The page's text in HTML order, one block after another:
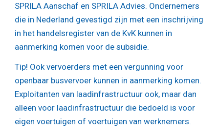
SPRILA Aanschaf en SPRILA Advies. Ondernemers
die in Nederland gevestigd zijn met een inschrijving
in het handelsregister van de KvK kunnen in
aanmerking komen voor de subsidie.
Tip! Ook vervoerders met een vergunning voor
openbaar busvervoer kunnen in aanmerking komen.
Exploitanten van laadinfrastructuur ook, maar dan
alleen voor laadinfrastructuur die bedoeld is voor
eigen voertuigen of voertuigen van werknemers.